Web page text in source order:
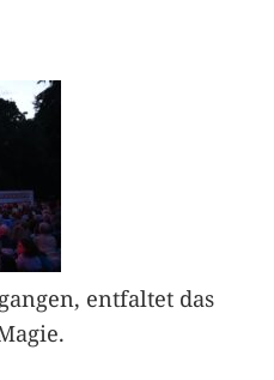
entfaltet das